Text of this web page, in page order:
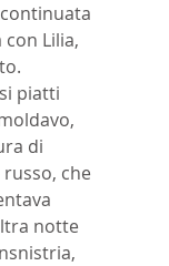
Lilia,
piatti
di
che
notte